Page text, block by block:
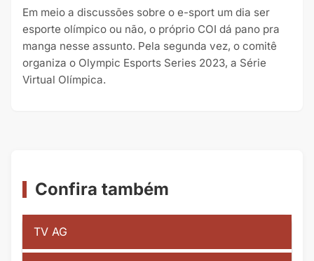
Em meio a discussões sobre o e-sport um dia ser
esporte olímpico ou não, o próprio COI dá pano pra
manga nesse assunto. Pela segunda vez, o comitê
organiza o Olympic Esports Series 2023, a Série
Virtual Olímpica.
Confira também
TV AG